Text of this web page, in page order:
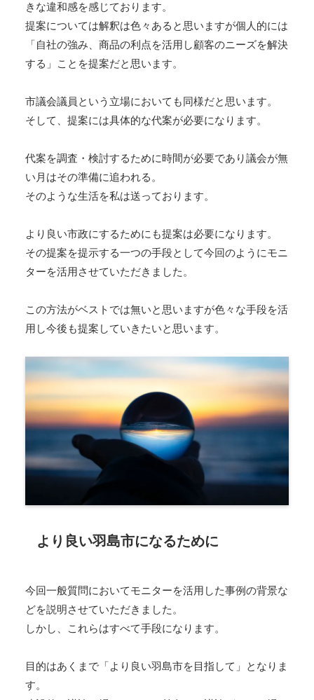
きな違和感を感じております。
提案については解釈は色々あると思いますが個人的には
「自社の強み、商品の利点を活用し顧客のニーズを解決
する」ことを提案だと思います。
市議会議員という立場においても同様だと思います。
そして、提案には具体的な代案が必要になります。
代案を調査・検討するために時間が必要であり議会が無
い月はその準備に追われる。
そのような生活を私は送っております。
より良い市政にするためにも提案は必要になります。
その提案を提示する一つの手段として今回のようにモニ
ターを活用させていただきました。
この方法がベストでは無いと思いますが色々な手段を活
用し今後も提案していきたいと思います。
より良い羽島市になるために
今回一般質問においてモニターを活用した事例の背景な
どを説明させていただきました。
しかし、これらはすべて手段になります。
目的はあくまで「より良い羽島市を目指して」となりま
す。